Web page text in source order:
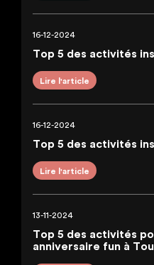
16-12-2024
Top 5 des activités
Lire l'article
16-12-2024
Top 5 des activités
Lire l'article
13-11-2024
Top 5 des activités
anniversaire fun à